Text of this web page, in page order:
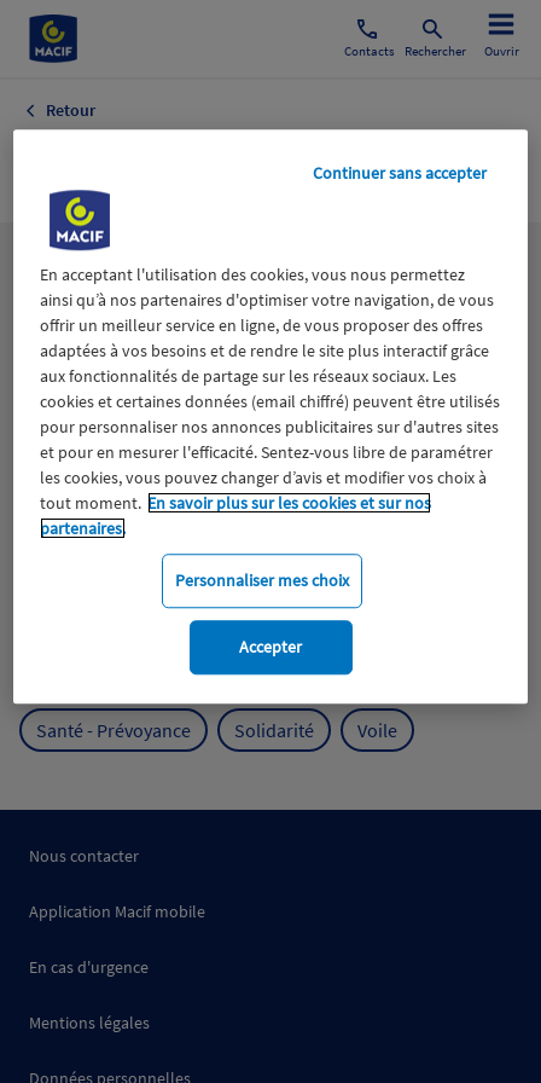
Contacts Rechercher Ouvrir
Retour
Lesthématiques
Aidants Catastrophes naturelles Climat
ESS
Expérience clients Fondation Macif Jeunesse
Mobilité
Protection de l'environnement
Protection des océans Prévention
Santé - Prévoyance Solidarité Voile
Nous contacter
Application Macif mobile
En cas d'urgence
Mentions légales
Données personnelles
En acceptant l'utilisation des cookies, vous nous permettez
ainsi qu’à nos partenaires d'optimiser votre navigation, de vous
offrir un meilleur service en ligne, de vous proposer des offres
adaptées à vos besoins et de rendre le site plus interactif grâce
aux fonctionnalités de partage sur les réseaux sociaux. Les
cookies et certaines données (email chiffré) peuvent être utilisés
pour personnaliser nos annonces publicitaires sur d'autres sites
et pour en mesurer l'efficacité. Sentez-vous libre de paramétrer
les cookies, vous pouvez changer d’avis et modifier vos choix à
tout moment. En savoir plus sur les cookies et sur nos
partenaires.
Personnaliser mes choix
Continuer sans accepter
Accepter